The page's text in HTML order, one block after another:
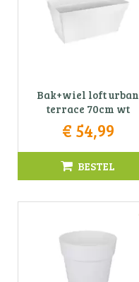
Bak+wiel loft urban
terrace 70cm wt
€ 54,99
BESTEL